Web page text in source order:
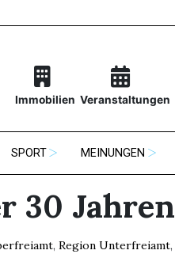
Immobilien Veranstaltungen
SPORT MEINUNGEN
30 Jahren
, Region Unterfreiamt,